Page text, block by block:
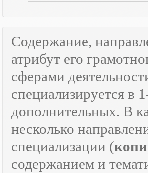
Содержание,
атрибут его
сферами
специализируется в
дополнительных. В
несколько
специализации (
содержанием и